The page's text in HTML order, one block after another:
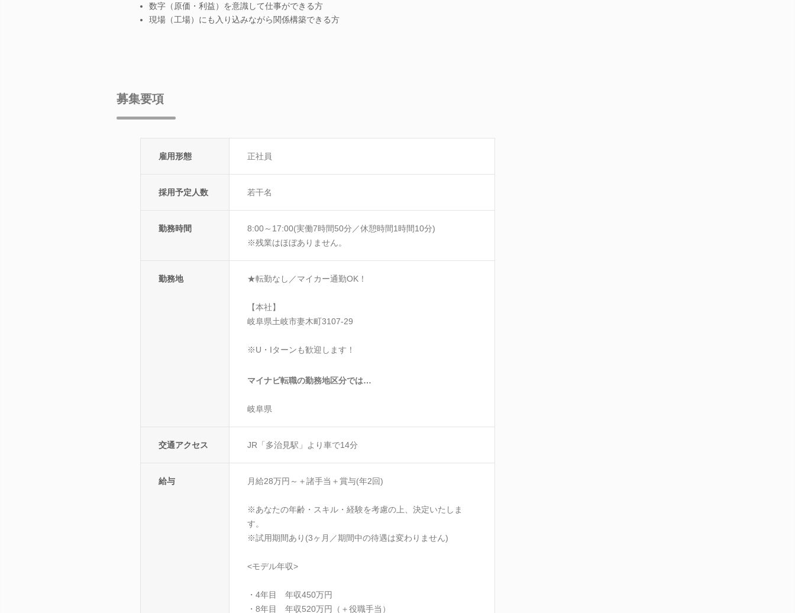
数字（原価・利益）を意識して仕事ができる方
現場（工場）にも入り込みながら関係構築できる方
募集要項
雇用形態 正社員
採用予定人数 若干名
勤務時間
8:00～17:00(実働7時間50分／休憩時間1時間10分)
※残業はほぼありません。
勤務地 ★転勤なし／マイカー通勤OK！
【本社】
岐阜県土岐市妻木町3107-29
※U・Iターンも歓迎します！
マイナビ転職の勤務地区分では…
岐阜県
交通アクセス JR「多治見駅」より車で14分
給与 月給28万円～＋諸手当＋賞与(年2回)
※あなたの年齢・スキル・経験を考慮の上、決定いたしま
す。
※試用期間あり(3ヶ月／期間中の待遇は変わりません)
<モデル年収>
・4年目 年収450万円
・8年目 年収520万円（＋役職手当）